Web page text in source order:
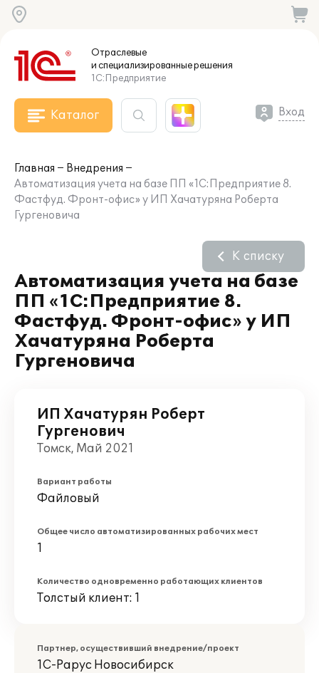
Отраслевые
и специализированныерешения
1С:Предприятие
Каталог Вход
Главная
Внедрения
Автоматизация учета на базе ПП «1С:Предприятие 8.
Фастфуд. Фронт-офис» у ИП Хачатуряна Роберта
Гургеновича
Автоматизация учета на базе
ПП «1С:Предприятие 8.
Фастфуд. Фронт-офис» у ИП
Хачатуряна Роберта
Гургеновича
К списку
ИП Хачатурян Роберт
Гургенович
Томск, Май 2021
Вариант работы
Файловый
Общее число автоматизированных рабочих мест
1
Количество одновременно работающих клиентов
Толстый клиент: 1
Партнер, осуществивший внедрение/проект
1С-Рарус Новосибирск